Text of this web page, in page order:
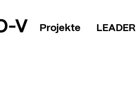
Projekte LEADER